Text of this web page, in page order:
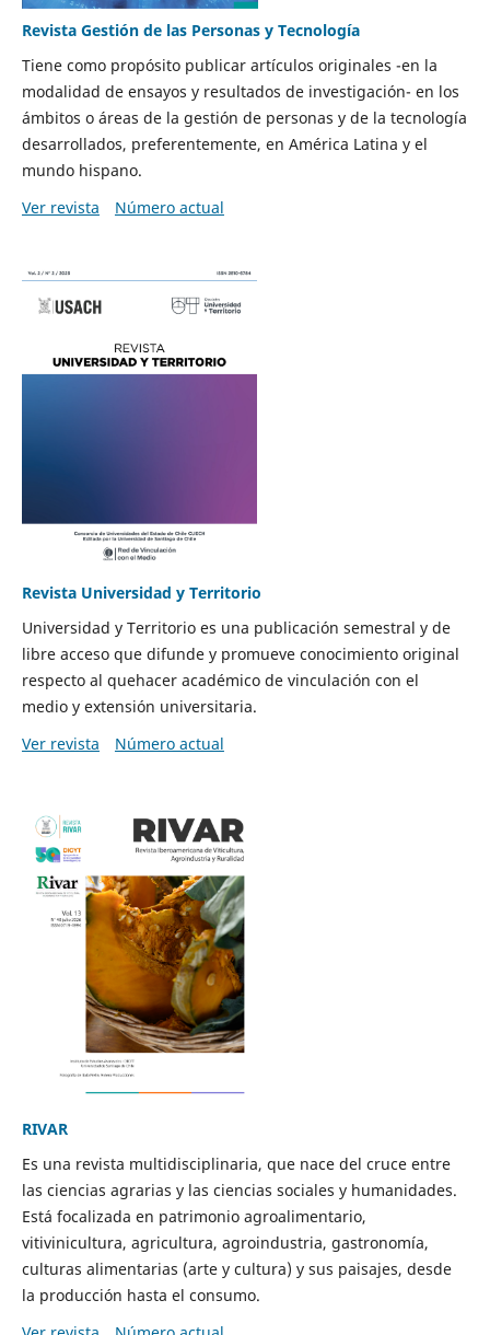
Revista Gestión de las Personas y Tecnología
Tiene como propósito publicar artículos originales -en la
modalidad de ensayos y resultados de investigación- en los
ámbitos o áreas de la gestión de personas y de la tecnología
desarrollados, preferentemente, en América Latina y el
mundo hispano.
Ver revista
Número actual
Revista Universidad y Territorio
Universidad y Territorio es una publicación semestral y de
libre acceso que difunde y promueve conocimiento original
respecto al quehacer académico de vinculación con el
medio y extensión universitaria.
Ver revista
Número actual
RIVAR
Es una revista multidisciplinaria, que nace del cruce entre
las ciencias agrarias y las ciencias sociales y humanidades.
Está focalizada en patrimonio agroalimentario,
vitivinicultura, agricultura, agroindustria, gastronomía,
culturas alimentarias (arte y cultura) y sus paisajes, desde
la producción hasta el consumo.